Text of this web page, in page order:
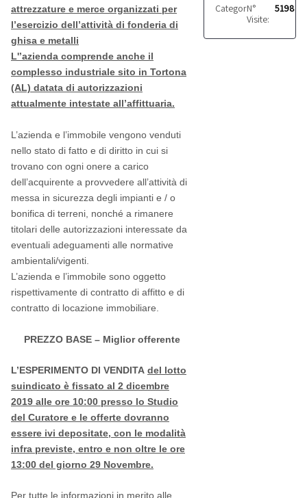
Categoria: Produttivo
N°
Visite:
5198
attrezzature e merce organizzati per
l’esercizio dell’attività di fonderia di
ghisa e metalli
L'’azienda comprende anche il
complesso industriale sito in Tortona
(AL) datata di autorizzazioni
attualmente intestate all’affittuaria.
L’azienda e l’immobile vengono venduti
nello stato di fatto e di diritto in cui si
trovano con ogni onere a carico
dell’acquirente a provvedere all’attività di
messa in sicurezza degli impianti e / o
bonifica di terreni, nonché a rimanere
titolari delle autorizzazioni interessate da
eventuali adeguamenti alle normative
ambientali/vigenti.
L’azienda e l’immobile sono oggetto
rispettivamente di contratto di affitto e di
contratto di locazione immobiliare.
PREZZO BASE – Miglior offerente
L’ESPERIMENTO DI VENDITA del lotto
suindicato è fissato al 2 dicembre
2019 alle ore 10:00 presso lo Studio
del Curatore e le offerte dovranno
essere ivi depositate, con le modalità
infra previste, entro e non oltre le ore
13:00 del giorno 29 Novembre.
Per tutte le informazioni in merito alle